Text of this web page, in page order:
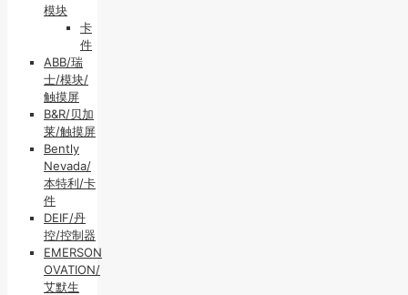
模块
卡
件
ABB/瑞
士/模块/
触摸屏
B&R/贝加
莱/触摸屏
Bently
Nevada/
本特利/卡
件
DEIF/丹
控/控制器
EMERSON
OVATION/
艾默生